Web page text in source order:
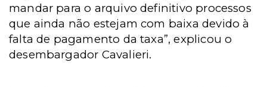
mandar para o arquivo definitivo processos
que ainda não estejam com baixa devido à
falta de pagamento da taxa”, explicou o
desembargador Cavalieri.